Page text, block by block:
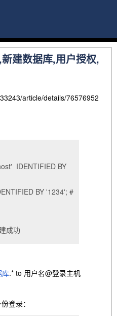
建数据库,用户授权,
article/details/76576952
IDENTIFIED BY
BY '1234'; #
成功
库.* to 用户名@登录主机
登录：